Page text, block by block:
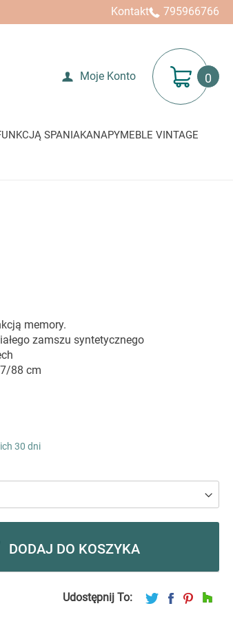
Kontakt 795966766
Moje Konto Mój koszyk
SPANIAKANAPYMEBLE VINTAGE
memory.
zamszu syntetycznego
88 cm
30 dni
DODAJ DO KOSZYKA
Udostępnij To: